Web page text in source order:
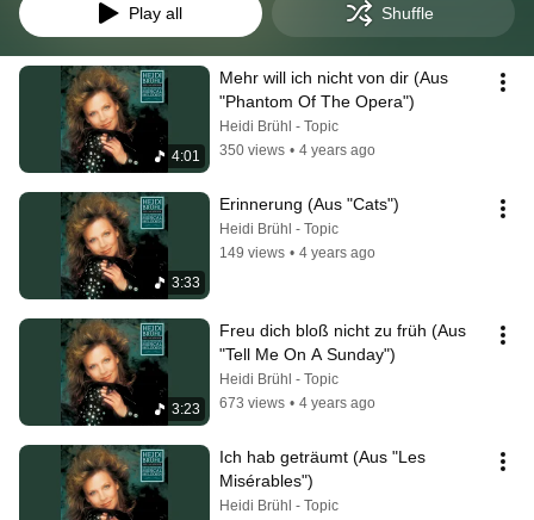
Play all Shuffle
4:01
Mehr will ich nicht von dir (Aus
"Phantom Of The Opera")
Heidi Brühl - Topic
350 views • 4 years ago
3:33
Erinnerung (Aus "Cats")
Heidi Brühl - Topic
149 views • 4 years ago
3:23
Freu dich bloß nicht zu früh (Aus
"Tell Me On A Sunday")
Heidi Brühl - Topic
673 views • 4 years ago
Ich hab geträumt (Aus "Les
Misérables")
Heidi Brühl - Topic